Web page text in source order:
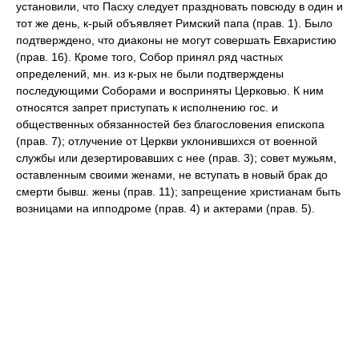
установили, что Пасху следует праздновать повсюду в один и
тот же день, к-рый объявляет Римский папа (прав. 1). Было
подтверждено, что диаконы не могут совершать Евхаристию
(прав. 16). Кроме того, Собор принял ряд частных
определений, мн. из к-рых не были подтверждены
последующими Соборами и восприняты Церковью. К ним
относятся запрет приступать к исполнению гос. и
общественных обязанностей без благословения епископа
(прав. 7); отлучение от Церкви уклонившихся от военной
службы или дезертировавших с нее (прав. 3); совет мужьям,
оставленным своими женами, не вступать в новый брак до
смерти бывш. жены (прав. 11); запрещение христианам быть
возницами на ипподроме (прав. 4) и актерами (прав. 5).